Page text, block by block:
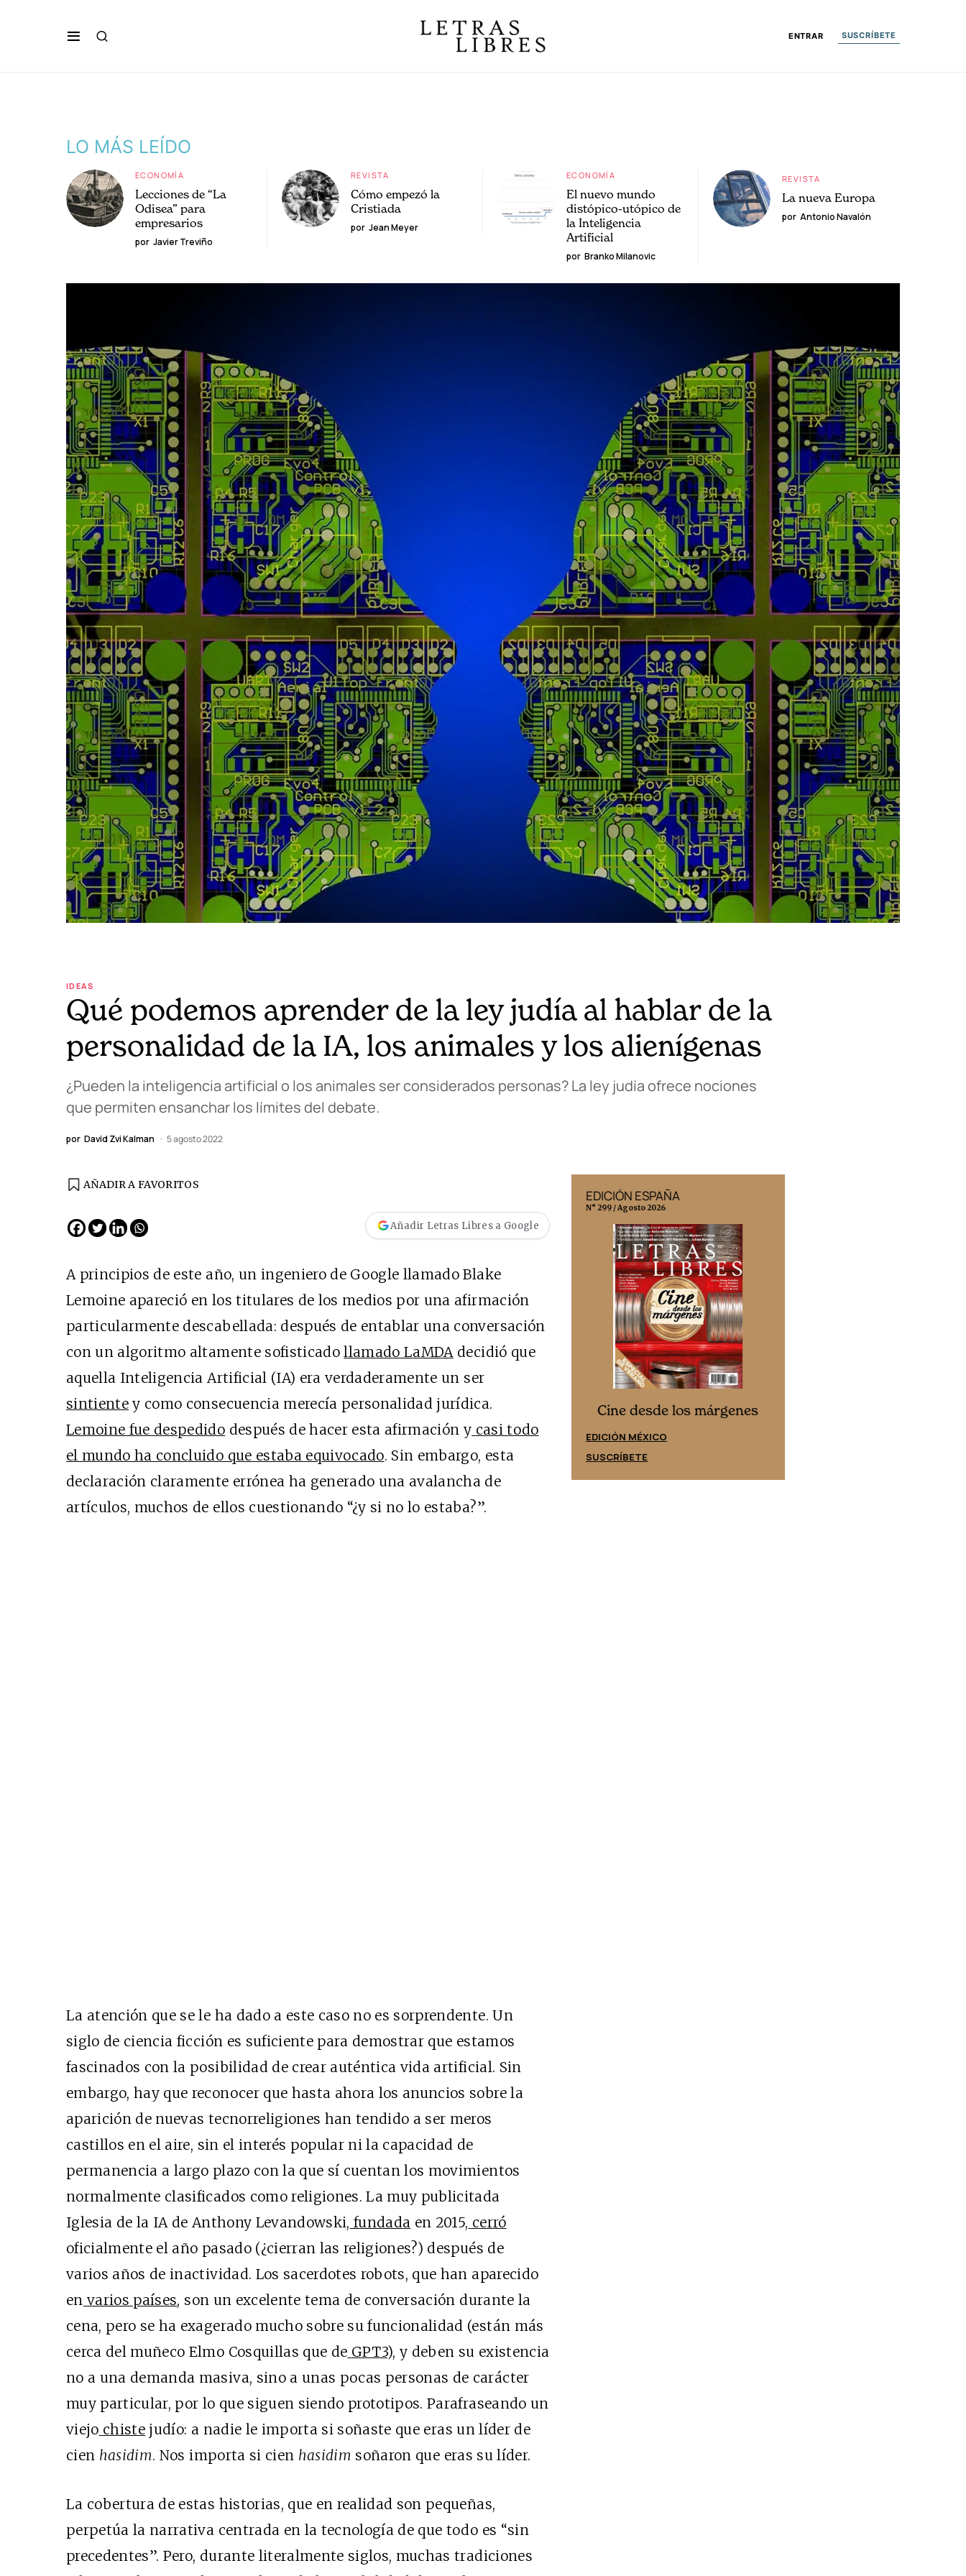
ENTRAR SUSCRÍBETE
LO MÁS LEÍDO
ECONOMÍA
Lecciones de “La
Odisea” para
empresarios
por Javier Treviño
REVISTA
Cómo empezó la
Cristiada
por Jean Meyer
ECONOMÍA
El nuevo mundo
distópico-utópico de
la Inteligencia
Artificial
por Branko Milanovic
REVISTA
La nueva Europa
por Antonio Navalón
IDEAS
Qué podemos aprender de la ley judía al hablar de la
personalidad de la IA, los animales y los alienígenas
¿Pueden la inteligencia artificial o los animales ser considerados personas? La ley judía ofrece nociones
que permiten ensanchar los límites del debate.
por David Zvi Kalman 5 agosto 2022
AÑADIR A FAVORITOS
Añadir Letras Libres a Google
A principios de este año, un ingeniero de Google llamado Blake
Lemoine apareció en los titulares de los medios por una afirmación
particularmente descabellada: después de entablar una conversación
con un algoritmo altamente sofisticadollamado LaMDAdecidió que
aquella Inteligencia Artificial (IA) era verdaderamente un ser
sintiente y como consecuencia merecía personalidad jurídica.
Lemoine fue despedido después de hacer esta afirmación y casi todo
el mundo ha concluido que estaba equivocado. Sin embargo, esta
declaración claramente errónea ha generado una avalancha de
artículos, muchos de ellos cuestionando “¿y si no lo estaba?”.
La atención que se le ha dado a este caso no es sorprendente. Un
siglo de ciencia ficción es suficiente para demostrar que estamos
fascinados con la posibilidad de crear auténtica vida artificial. Sin
embargo, hay que reconocer que hasta ahora los anuncios sobre la
aparición de nuevas tecnorreligiones han tendido a ser meros
castillos en el aire, sin el interés popular ni la capacidad de
permanencia a largo plazo con la que sí cuentan los movimientos
normalmente clasificados como religiones. La muy publicitada
Iglesia de la IA de Anthony Levandowski, fundada en 2015, cerró
oficialmente el año pasado (¿cierran las religiones?) después de
varios años de inactividad. Los sacerdotes robots, que han aparecido
en varios países, son un excelente tema de conversación durante la
cena, pero se ha exagerado mucho sobre su funcionalidad (están más
cerca del muñeco Elmo Cosquillas que de GPT3), y deben su existencia
no a una demanda masiva, sino a unas pocas personas de carácter
muy particular, por lo que siguen siendo prototipos. Parafraseando un
viejo chiste judío: a nadie le importa si soñaste que eras un líder de
cien hasidim. Nos importa si cien hasidim soñaron que eras su líder.
La cobertura de estas historias, que en realidad son pequeñas,
perpetúa la narrativa centrada en la tecnología de que todo es “sin
precedentes”. Pero, durante literalmente siglos, muchas tradiciones
Cine desde los márgenes
EDICIÓN MÉXICO
SUSCRÍBETE
Cine desde los márgenes
EDICIÓN ESPAÑA
SUSCRÍBETE
EDICIÓN ESPAÑA
N° 299 / Agosto 2026
Cine desde los márgenes
EDICIÓN MÉXICO
SUSCRÍBETE